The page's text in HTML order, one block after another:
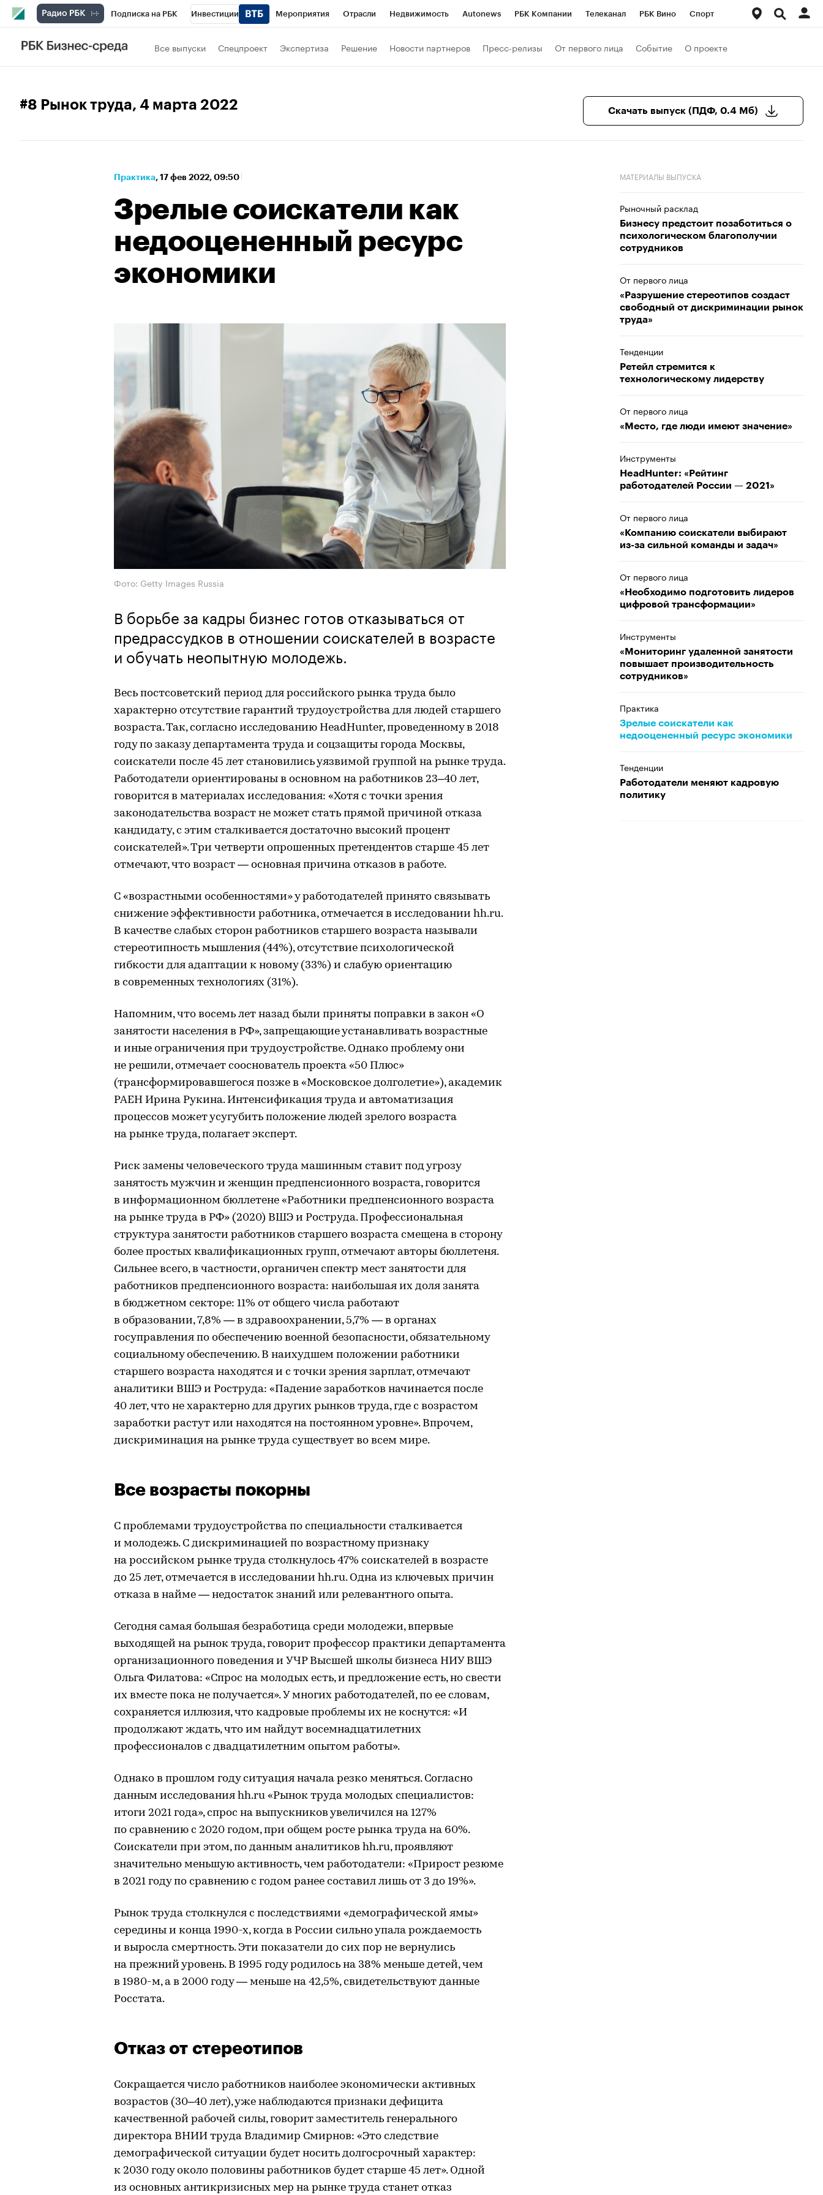
Подписка на РБК Инвестиции Мероприятия Отрасли Недвижимость Autonews РБК Компании Телеканал РБК Вино Спорт
Школа управления РБК
Рынок наличной валюты
Все выпуски Спецпроект Экспертиза Решение Новости партнеров Пресс-релизы От первого лица Событие О проекте
#8 Рынок труда, 4 марта 2022 Скачать выпуск (ПДФ, 0.4 Мб)
Практика⁠, 17 фев 2022, 09:50
Зрелые соискатели как
недооцененный ресурс
экономики
Фото: Getty Images Russia
В борьбе за кадры бизнес готов отказываться от
предрассудков в отношении соискателей в возрасте
и обучать неопытную молодежь.
Весь постсоветский период для российского рынка труда было
характерно отсутствие гарантий трудоустройства для людей старшего
возраста. Так, согласно исследованию HeadHunter, проведенному в 2018
году по заказу департамента труда и соцзащиты города Москвы,
соискатели после 45 лет становились уязвимой группой на рынке труда.
Работодатели ориентированы в основном на работников 23–40 лет,
говорится в материалах исследования: «Хотя с точки зрения
законодательства возраст не может стать прямой причиной отказа
кандидату, с этим сталкивается достаточно высокий процент
соискателей». Три четверти опрошенных претендентов старше 45 лет
отмечают, что возраст — основная причина отказов в работе.
С «возрастными особенностями» у работодателей принято связывать
снижение эффективности работника, отмечается в исследовании hh.ru.
В качестве слабых сторон работников старшего возраста называли
стереотипность мышления (44%), отсутствие психологической
гибкости для адаптации к новому (33%) и слабую ориентацию
в современных технологиях (31%).
Напомним, что восемь лет назад были приняты поправки в закон «О
занятости населения в РФ», запрещающие устанавливать возрастные
и иные ограничения при трудоустройстве. Однако проблему они
не решили, отмечает сооснователь проекта «50 Плюс»
(трансформировавшегося позже в «Московское долголетие»), академик
РАЕН Ирина Рукина. Интенсификация труда и автоматизация
процессов может усугубить положение людей зрелого возраста
на рынке труда, полагает эксперт.
Риск замены человеческого труда машинным ставит под угрозу
занятость мужчин и женщин предпенсионного возраста, говорится
в информационном бюллетене «Работники предпенсионного возраста
на рынке труда в РФ» (2020) ВШЭ и Роструда. Профессиональная
структура занятости работников старшего возраста смещена в сторону
более простых квалификационных групп, отмечают авторы бюллетеня.
Сильнее всего, в частности, органичен спектр мест занятости для
работников предпенсионного возраста: наибольшая их доля занята
в бюджетном секторе: 11% от общего числа работают
в образовании, 7,8% — в здравоохранении, 5,7% — в органах
госуправления по обеспечению военной безопасности, обязательному
социальному обеспечению. В наихудшем положении работники
старшего возраста находятся и с точки зрения зарплат, отмечают
аналитики ВШЭ и Роструда: «Падение заработков начинается после
40 лет, что не характерно для других рынков труда, где с возрастом
заработки растут или находятся на постоянном уровне». Впрочем,
дискриминация на рынке труда существует во всем мире.
Все возрасты покорны
С проблемами трудоустройства по специальности сталкивается
и молодежь. С дискриминацией по возрастному признаку
на российском рынке труда столкнулось 47% соискателей в возрасте
до 25 лет, отмечается в исследовании hh.ru. Одна из ключевых причин
отказа в найме — недостаток знаний или релевантного опыта.
Сегодня самая большая безработица среди молодежи, впервые
выходящей на рынок труда, говорит профессор практики департамента
организационного поведения и УЧР Высшей школы бизнеса НИУ ВШЭ
Ольга Филатова: «Спрос на молодых есть, и предложение есть, но свести
их вместе пока не получается». У многих работодателей, по ее словам,
сохраняется иллюзия, что кадровые проблемы их не коснутся: «И
продолжают ждать, что им найдут восемнадцатилетних
профессионалов с двадцатилетним опытом работы».
Однако в прошлом году ситуация начала резко меняться. Согласно
данным исследования hh.ru «Рынок труда молодых специалистов:
итоги 2021 года», спрос на выпускников увеличился на 127%
по сравнению с 2020 годом, при общем росте рынка труда на 60%.
Соискатели при этом, по данным аналитиков hh.ru, проявляют
значительно меньшую активность, чем работодатели: «Прирост резюме
в 2021 году по сравнению с годом ранее составил лишь от 3 до 19%».
Рынок труда столкнулся с последствиями «демографической ямы»
середины и конца 1990-х, когда в России сильно упала рождаемость
и выросла смертность. Эти показатели до сих пор не вернулись
на прежний уровень. В 1995 году родилось на 38% меньше детей, чем
в 1980-м, а в 2000 году — меньше на 42,5%, свидетельствуют данные
Росстата.
Отказ от стереотипов
Сокращается число работников наиболее экономически активных
возрастов (30–40 лет), уже наблюдаются признаки дефицита
качественной рабочей силы, говорит заместитель генерального
директора ВНИИ труда Владимир Смирнов: «Это следствие
демографической ситуации будет носить долгосрочный характер:
к 2030 году около половины работников будет старше 45 лет». Одной
из основных антикризисных мер на рынке труда станет отказ
МАТЕРИАЛЫ ВЫПУСКА
Рыночный расклад
Бизнесу предстоит позаботиться о
психологическом благополучии
сотрудников
От первого лица
«Разрушение стереотипов создаст
свободный от дискриминации рынок
труда»
Тенденции
Ретейл стремится к
технологическому лидерству
От первого лица
«Место, где люди имеют значение»
Инструменты
HeadHunter: «Рейтинг
работодателей России — 2021»
От первого лица
«Компанию соискатели выбирают
из-за сильной команды и задач»
От первого лица
«Необходимо подготовить лидеров
цифровой трансформации»
Инструменты
«Мониторинг удаленной занятости
повышает производительность
сотрудников»
Практика
Зрелые соискатели как
недооцененный ресурс экономики
Тенденции
Работодатели меняют кадровую
политику